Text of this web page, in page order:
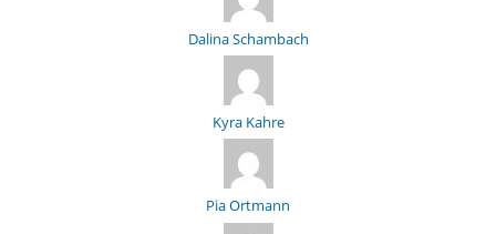
Dalina Schambach
Kyra Kahre
Pia Ortmann